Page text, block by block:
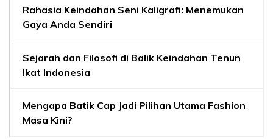
Rahasia Keindahan Seni Kaligrafi: Menemukan
Gaya Anda Sendiri
Sejarah dan Filosofi di Balik Keindahan Tenun
Ikat Indonesia
Mengapa Batik Cap Jadi Pilihan Utama Fashion
Masa Kini?